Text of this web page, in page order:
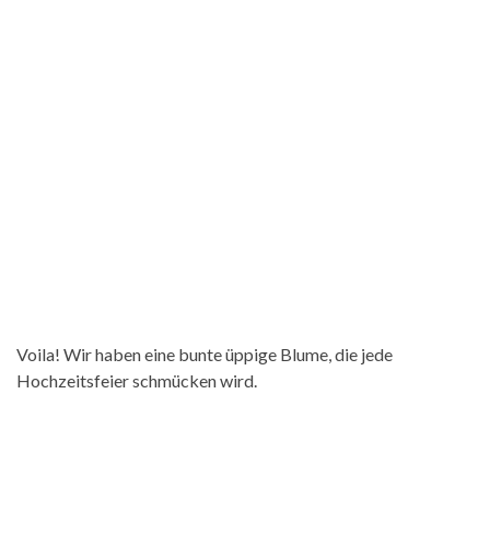
Voila! Wir haben eine bunte üppige Blume, die jede
Hochzeitsfeier schmücken wird.